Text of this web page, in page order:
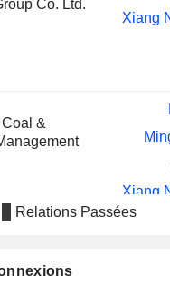
Co. Ltd.
Xiang
&
Xiang
Co., Ltd.
Relations Passées